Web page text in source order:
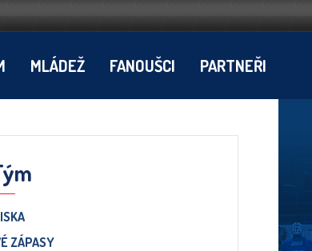
MLÁDEŽ FANOUŠCI PARTNEŘI
ZÁPASY